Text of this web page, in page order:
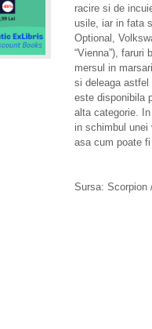
racire si de
usile, iar in fata
Optional,
“Vienna”),
mersul in
si deleaga astfel
este disponibila
alta categorie.
in schimbul unei
asa cum poate
Sursa: Scorpion